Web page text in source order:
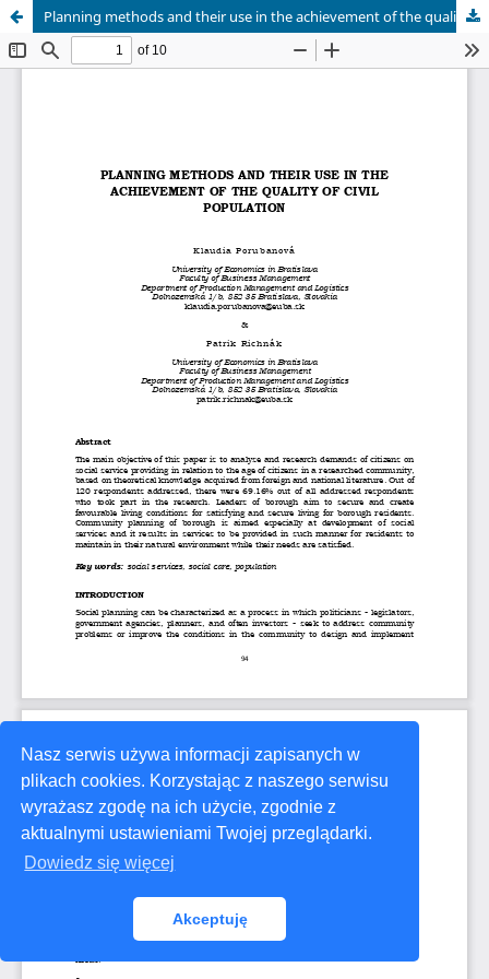
Nasz serwis używa informacji zapisanych w
plikach cookies. Korzystając z naszego serwisu
wyrażasz zgodę na ich użycie, zgodnie z
aktualnymi ustawieniami Twojej przeglądarki.
Dowiedz się więcej
Akceptuję
Planning methods and their use in the achievement of the quality of civil population